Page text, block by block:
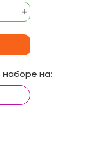
+
наборе на: